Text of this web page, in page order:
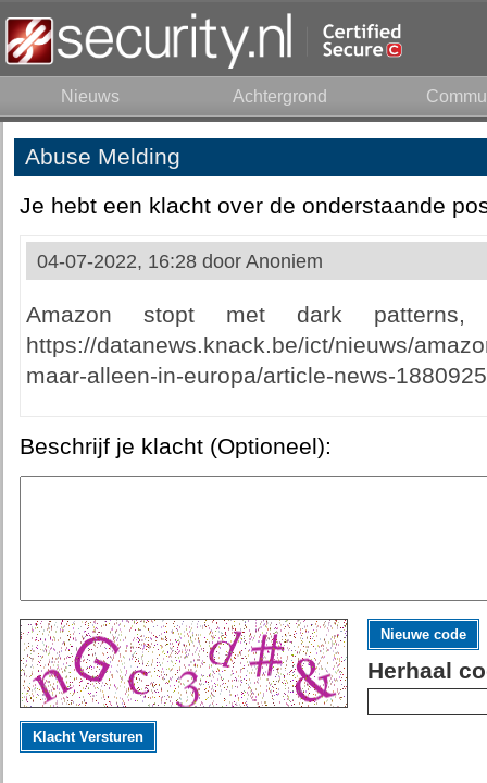
Nieuws Achtergrond
Abuse Melding
Je hebt een klacht over de onderstaande
04-07-2022, 16:28 door Anoniem
Amazon stopt met dark
https://datanews.knack.be/ict/nieuws/
maar-alleen-in-europa/article-news-
Beschrijf je klacht (Optioneel):
Nieuwe code
Herhaal
Klacht Versturen